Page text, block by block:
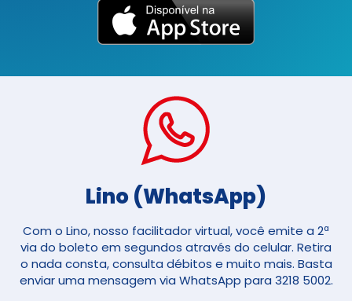
Lino (WhatsApp)
Com o Lino, nosso facilitador virtual, você emite a 2ª
via do boleto em segundos através do celular. Retira
o nada consta, consulta débitos e muito mais. Basta
enviar uma mensagem via WhatsApp para 3218 5002.